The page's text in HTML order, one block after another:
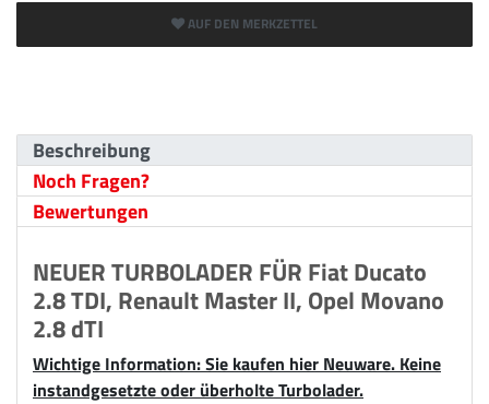
AUF DEN MERKZETTEL
Beschreibung
Noch Fragen?
Bewertungen
NEUER TURBOLADER FÜR Fiat Ducato
2.8 TDI, Renault Master II, Opel Movano
2.8 dTI
Wichtige Information: Sie kaufen hier Neuware. Keine
instandgesetzte oder überholte Turbolader.